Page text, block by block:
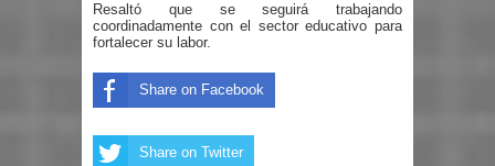
Resaltó que se seguirá trabajando
coordinadamente con el sector educativo para
fortalecer su labor.
Share on Facebook
Share on Twitter